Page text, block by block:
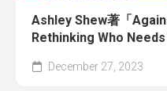
Ashley Shew著「
Rethinking Who
December 27, 2023